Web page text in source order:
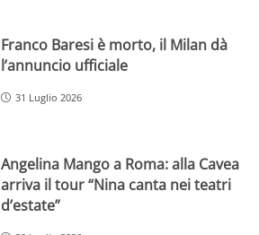
Franco Baresi è morto, il Milan dà
l’annuncio ufficiale
31 Luglio 2026
Angelina Mango a Roma: alla Cavea
arriva il tour “Nina canta nei teatri
d’estate”